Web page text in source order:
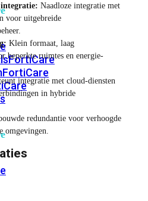
FortiCare
FortiCare
Naadloze integratie met
voor uitgebreide
Klein formaat, laag
beperkte ruimtes en energie-
integratie met cloud-diensten
in hybride
redundantie voor verhoogde
omgevingen.